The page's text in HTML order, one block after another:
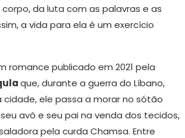
da luta com as palavras e as
a vida para ela é um exercício
romance publicado em 2021 pela
que, durante a guerra do Líbano,
ele passa a morar no sótão
avô e seu pai na venda dos tecidos,
pela curda Chamsa. Entre